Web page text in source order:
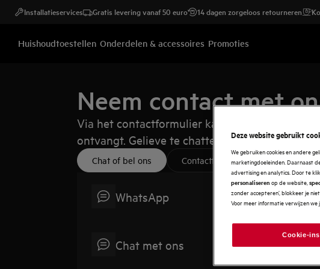
Installatieservices Gratis levering vanaf 50 euro 14 dagen zorgeloos retourneren
Huishoudtoestellen Onderdelen & accessoires Promoties
Neem contact met
Via het contactformulier kan het een aantal
ontvangt. Gelieve te chatten indien je sneller
Chat of bel ons Contactformulier
WhatsApp
Chat met ons
Deze website gebruikt
We gebruiken cookies en andere
marketingdoeleinden. Daarnaast
advertising en analytics. Door te
personaliseren op de website,
zonder accepteren’, blokkeer je
Voor meer informatie verwijzen we
Cookie-